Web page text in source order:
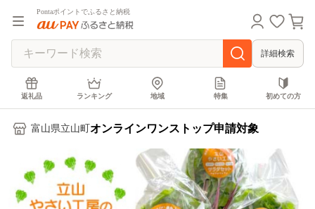
Pontaポイントでふるさと納税
詳細検索
返礼品 ランキング 地域 特集 初めての方
富山県立山町 オンラインワンストップ申請対象